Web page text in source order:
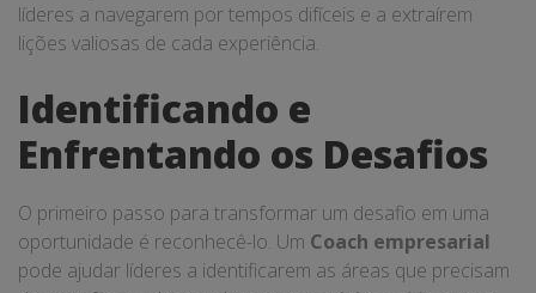
líderes a navegarem por tempos difíceis e a extraírem
lições valiosas de cada experiência.
Identificando e
Enfrentando os Desafios
O primeiro passo para transformar um desafio em uma
oportunidade é reconhecê-lo. Um Coach empresarial
pode ajudar líderes a identificarem as áreas que precisam